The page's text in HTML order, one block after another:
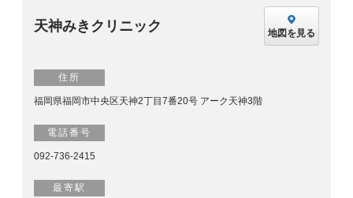
天神みきクリニック 地図を見る
住所
福岡県福岡市中央区天神2丁目7番20号 アーク天神3階
電話番号
092-736-2415
最寄駅